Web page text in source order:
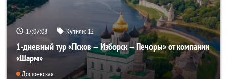
17:07:07 Купили: 12
1-дневный тур «Псков — Изборск — Печоры» от компании
«Шарм»
Достоевская